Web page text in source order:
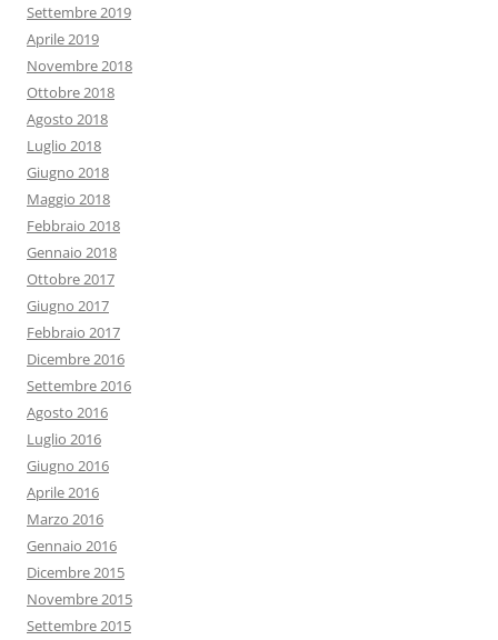
Settembre 2019
Aprile 2019
Novembre 2018
Ottobre 2018
Agosto 2018
Luglio 2018
Giugno 2018
Maggio 2018
Febbraio 2018
Gennaio 2018
Ottobre 2017
Giugno 2017
Febbraio 2017
Dicembre 2016
Settembre 2016
Agosto 2016
Luglio 2016
Giugno 2016
Aprile 2016
Marzo 2016
Gennaio 2016
Dicembre 2015
Novembre 2015
Settembre 2015